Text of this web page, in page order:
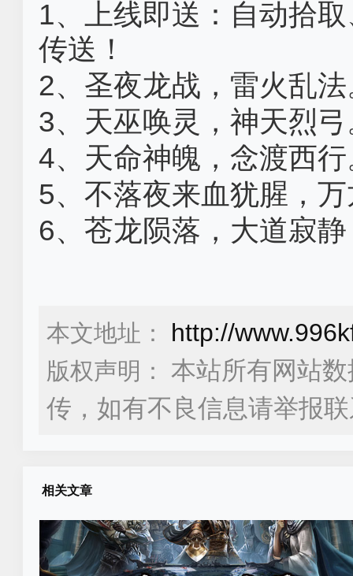
1、上线即送：自动拾
传送！
2、圣夜龙战，雷火乱
3、天巫唤灵，神天烈
4、天命神魄，念渡西
5、不落夜来血犹腥，
6、苍龙陨落，大道寂
本文地址： http://
版权声明：
本站所有网站
传，如有不良信息请举报
相关文章